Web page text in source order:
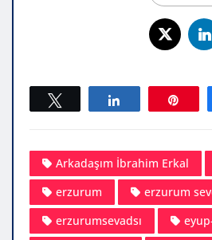
Tweetle
Arkadaşım İbrahim Erkal
erzurum
erzurum
erzurumsevadsı